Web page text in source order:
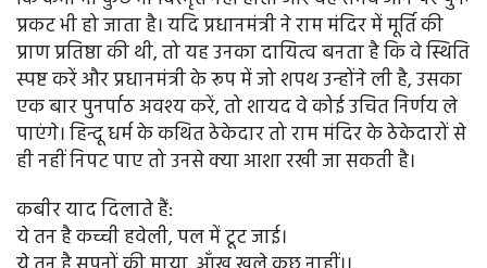
प्रकट भी हो जाता है। यदि प्रधानमंत्री ने राम मंदिर में मूर्ति की
प्राण प्रतिष्ठा की थी, तो यह उनका दायित्व बनता है कि वे स्थिति
स्पष्ट करें और प्रधानमंत्री के रूप में जो शपथ उन्होंने ली है, उसका
एक बार पुनर्पाठ अवश्य करें, तो शायद वे कोई उचित निर्णय ले
पाएंगे। हिन्दू धर्म के कथित ठेकेदार तो राम मंदिर के ठेकेदारों से
ही नहीं निपट पाए तो उनसे क्या आशा रखी जा सकती है।
कबीर याद दिलाते हैं:
ये तन है कच्ची हवेली, पल में टूट जाई।